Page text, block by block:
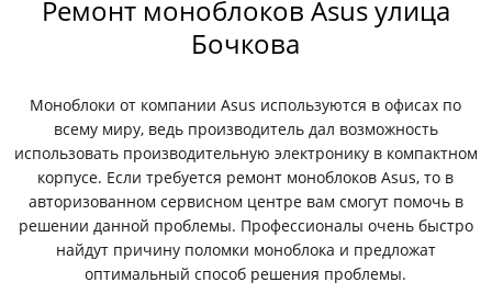
Ремонт моноблоков Asus улица
Бочкова
Моноблоки от компании Asus используются в офисах по
всему миру, ведь производитель дал возможность
использовать производительную электронику в компактном
корпусе. Если требуется ремонт моноблоков Asus, то в
авторизованном сервисном центре вам смогут помочь в
решении данной проблемы. Профессионалы очень быстро
найдут причину поломки моноблока и предложат
оптимальный способ решения проблемы.